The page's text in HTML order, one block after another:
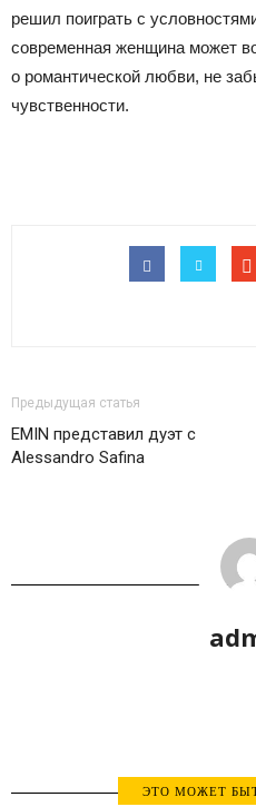
решил поиграть с
современная женщина может
о романтической любви, не
чувственности.
Предыдущая статья
EMIN представил дуэт с
Alessandro Safina
ЭТО МОЖЕТ